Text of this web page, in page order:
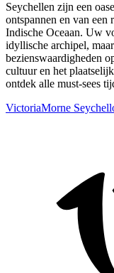
Seychellen zijn een
ontspannen en van een
Indische Oceaan. Uw
idyllische archipel,
bezienswaardigheden
cultuur en het
ontdek alle must-sees
VictoriaMorne